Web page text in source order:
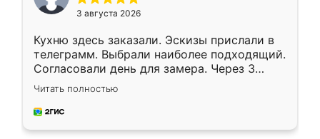
3 августа 2026
Кухню здесь заказали. Эскизы прислали в
телеграмм. Выбрали наиболее подходящий.
Согласовали день для замера. Через 3
недели кухня была уже готова. Остались
довольны работой. Спасибо Ренессанс
мебель за качественную работу!
Читать полностью